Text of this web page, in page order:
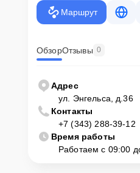
Маршрут
ОбзорОтзывы 0
Адрес
ул. Энгельса, д.36
Контакты
+7 (343) 288-39-12
Время работы
Работаем с 09:00